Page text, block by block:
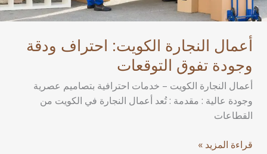
أعمال النجارة الكويت: احتراف ودقة
وجودة تفوق التوقعات
أعمال النجارة الكويت – خدمات احترافية بتصاميم عصرية
وجودة عالية : مقدمة : تُعد أعمال النجارة في الكويت من
القطاعات
التوقعات
قراءة المزيد »